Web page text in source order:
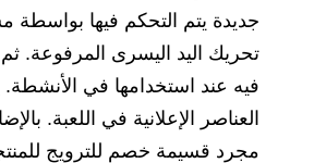
جديدة يتم التحكم فيها
تحريك اليد اليسرى المرفوعة.
فيه عند استخدامها في
العناصر الإعلانية في اللعبة.
مجرد قسيمة خصم للترويج